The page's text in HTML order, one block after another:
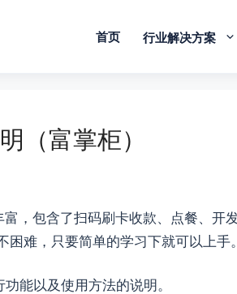
首页 行业解决方案
（富掌柜）
富，包含了扫码刷卡收款、点餐、开
难，只要简单的学习下就可以上手。
能以及使用方法的说明。